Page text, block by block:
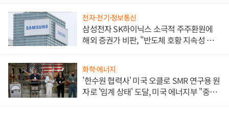
전자·전기·정보통신
삼성전자 SK하이닉스 소극적 주주환원에
해외 증권가 비판, "반도체 호황 지속성 의
화학·에너지
'한수원 협력사' 미국 오클로 SMR 연구용 원
자로 '임계 상태' 도달, 미국 에너지부 "중요